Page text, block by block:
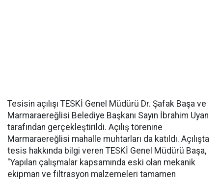
Tesisin açılışı TESKİ Genel Müdürü Dr. Şafak Başa ve
Marmaraereğlisi Belediye Başkanı Sayın İbrahim Uyan
tarafından gerçekleştirildi. Açılış törenine
Marmaraereğlisi mahalle muhtarları da katıldı. Açılışta
tesis hakkında bilgi veren TESKİ Genel Müdürü Başa,
"Yapılan çalışmalar kapsamında eski olan mekanik
ekipman ve filtrasyon malzemeleri tamamen